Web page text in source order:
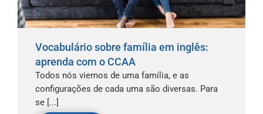
Vocabulário sobre família em inglês:
aprenda com o CCAA
Todos nós viemos de uma família, e as
configurações de cada uma são diversas. Para
se [...]